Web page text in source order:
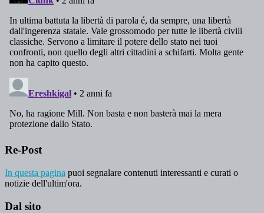
Re-Post
In questa pagina puoi segnalare contenuti interessanti e curati o
notizie dell'ultim'ora.
Dal sito